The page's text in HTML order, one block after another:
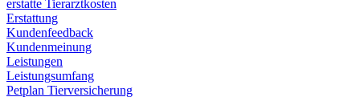
erstatte Tierarztkosten
Erstattung
Kundenfeedback
Kundenmeinung
Leistungen
Leistungsumfang
Petplan Tierversicherung